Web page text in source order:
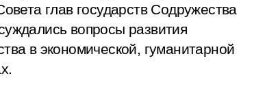
глав государств Содружества
вопросы развития
в экономической, гуманитарной